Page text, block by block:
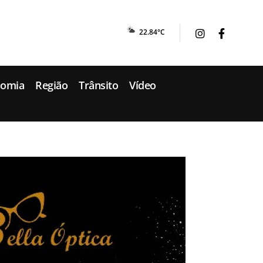
22.84°C
Região Trânsito Vídeo